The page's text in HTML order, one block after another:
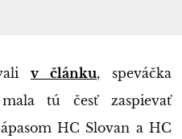
v článku, speváčka
tú česť zaspievať
HC Slovan a HC